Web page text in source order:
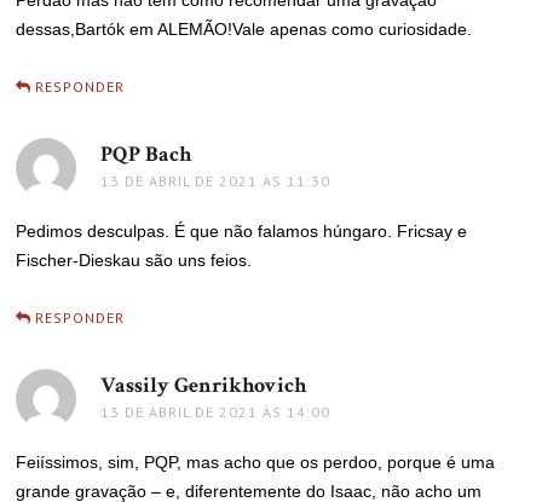
dessas,Bartók em ALEMÃO!Vale apenas como curiosidade.
RESPONDER
PQP Bachdisse:
13 DE ABRIL DE 2021 ÀS 11:30
Pedimos desculpas. É que não falamos húngaro. Fricsay e
Fischer-Dieskau são uns feios.
RESPONDER
Vassily Genrikhovichdisse:
13 DE ABRIL DE 2021 ÀS 14:00
Feiíssimos, sim, PQP, mas acho que os perdoo, porque é uma
grande gravação – e, diferentemente do Isaac, não acho um